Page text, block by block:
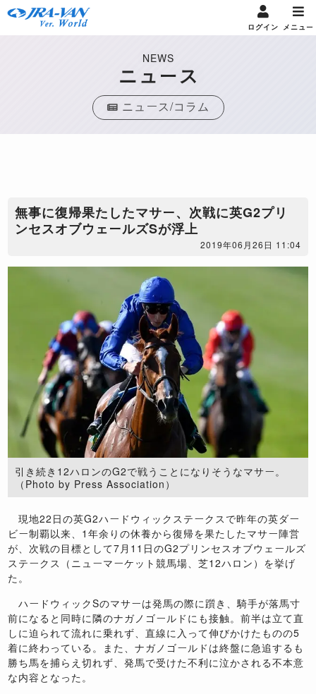
ログイン メニュー
NEWS
ニュース
ニュース/コラム
無事に復帰果たしたマサー、次戦に英G2プリ
ンセスオブウェールズSが浮上
2019年06月26日 11:04
引き続き12ハロンのG2で戦うことになりそうなマサー。
（Photo by Press Association）
現地22日の英G2ハードウィックステークスで昨年の英ダー
ビー制覇以来、1年余りの休養から復帰を果たしたマサー陣営
が、次戦の目標として7月11日のG2プリンセスオブウェールズ
ステークス（ニューマーケット競馬場、芝12ハロン）を挙げ
た。
ハードウィックSのマサーは発馬の際に躓き、騎手が落馬寸
前になると同時に隣のナガノゴールドにも接触。前半は立て直
しに迫られて流れに乗れず、直線に入って伸びかけたものの5
着に終わっている。また、ナガノゴールドは終盤に急追するも
勝ち馬を捕らえ切れず、発馬で受けた不利に泣かされる不本意
な内容となった。